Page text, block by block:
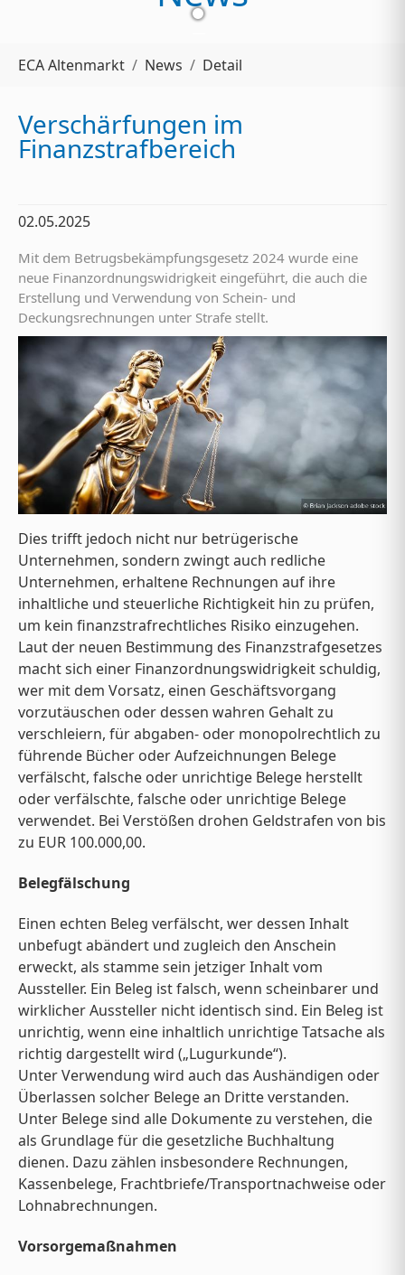
ECA Altenmarkt News Detail
Verschärfungen im
Finanzstrafbereich
02.05.2025
Mit dem Betrugsbekämpfungsgesetz 2024 wurde eine
neue Finanzordnungswidrigkeit eingeführt, die auch die
Erstellung und Verwendung von Schein- und
Deckungsrechnungen unter Strafe stellt.
Dies trifft jedoch nicht nur betrügerische
Unternehmen, sondern zwingt auch redliche
Unternehmen, erhaltene Rechnungen auf ihre
inhaltliche und steuerliche Richtigkeit hin zu prüfen,
um kein finanzstrafrechtliches Risiko einzugehen.
Laut der neuen Bestimmung des Finanzstrafgesetzes
macht sich einer Finanzordnungswidrigkeit schuldig,
wer mit dem Vorsatz, einen Geschäftsvorgang
vorzutäuschen oder dessen wahren Gehalt zu
verschleiern, für abgaben- oder monopolrechtlich zu
führende Bücher oder Aufzeichnungen Belege
verfälscht, falsche oder unrichtige Belege herstellt
oder verfälschte, falsche oder unrichtige Belege
verwendet. Bei Verstößen drohen Geldstrafen von bis
zu EUR 100.000,00.
Belegfälschung
Einen echten Beleg verfälscht, wer dessen Inhalt
unbefugt abändert und zugleich den Anschein
erweckt, als stamme sein jetziger Inhalt vom
Aussteller. Ein Beleg ist falsch, wenn scheinbarer und
wirklicher Aussteller nicht identisch sind. Ein Beleg ist
unrichtig, wenn eine inhaltlich unrichtige Tatsache als
richtig dargestellt wird („Lugurkunde“).
Unter Verwendung wird auch das Aushändigen oder
Überlassen solcher Belege an Dritte verstanden.
Unter Belege sind alle Dokumente zu verstehen, die
als Grundlage für die gesetzliche Buchhaltung
dienen. Dazu zählen insbesondere Rechnungen,
Kassenbelege, Frachtbriefe/Transportnachweise oder
Lohnabrechnungen.
Vorsorgemaßnahmen